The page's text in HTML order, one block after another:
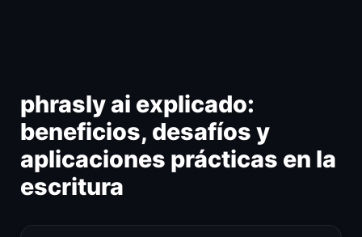
phrasly ai explicado:
beneficios, desafíos y
aplicaciones prácticas en la
escritura